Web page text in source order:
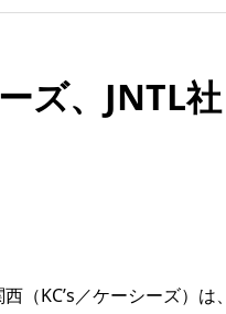
ズ、JNTL社
（KC’s／ケーシーズ）は